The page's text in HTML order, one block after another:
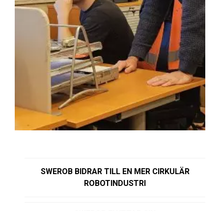
SWEROB BIDRAR TILL EN MER CIRKULÄR
ROBOTINDUSTRI